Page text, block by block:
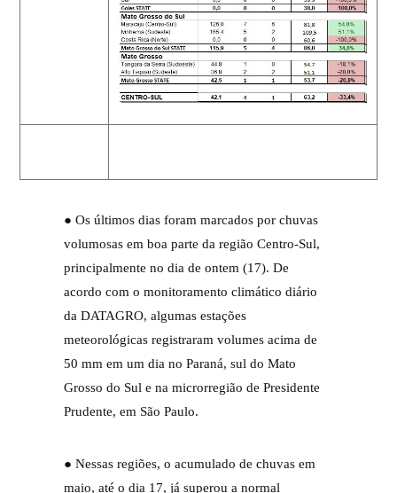
● Os últimos dias foram marcados por chuvas
volumosas em boa parte da região Centro-Sul,
principalmente no dia de ontem (17). De
acordo com o monitoramento climático diário
da DATAGRO, algumas estações
meteorológicas registraram volumes acima de
50 mm em um dia no Paraná, sul do Mato
Grosso do Sul e na microrregião de Presidente
Prudente, em São Paulo.
● Nessas regiões, o acumulado de chuvas em
maio, até o dia 17, já superou a normal